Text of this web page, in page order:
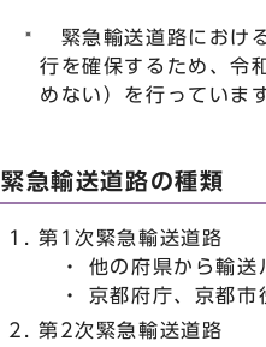
緊急輸送道路におけ
行を確保するため、令
めない）を行っていま
緊急輸送道路の種類
第1次緊急輸送道路
・ 他の府県から輸送
・ 京都府庁、京都市
第2次緊急輸送道路